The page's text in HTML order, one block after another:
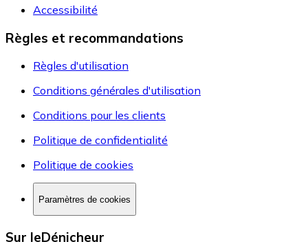
Accessibilité
Règles et recommandations
Règles d'utilisation
Conditions générales d'utilisation
Conditions pour les clients
Politique de confidentialité
Politique de cookies
Paramètres de cookies
Sur leDénicheur